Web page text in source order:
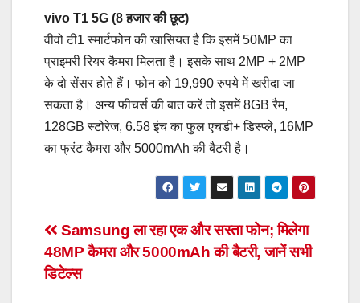
vivo T1 5G (8 हजार की छूट)
वीवो टी1 स्मार्टफोन की खासियत है कि इसमें 50MP का
प्राइमरी रियर कैमरा मिलता है। इसके साथ 2MP + 2MP
के दो सेंसर होते हैं। फोन को 19,990 रुपये में खरीदा जा
सकता है। अन्य फीचर्स की बात करें तो इसमें 8GB रैम,
128GB स्टोरेज, 6.58 इंच का फुल एचडी+ डिस्प्ले, 16MP
का फ्रंट कैमरा और 5000mAh की बैटरी है।
Post
navigation
Samsung ला रहा एक और सस्ता फोन; मिलेगा
48MP कैमरा और 5000mAh की बैटरी, जानें सभी
डिटेल्स